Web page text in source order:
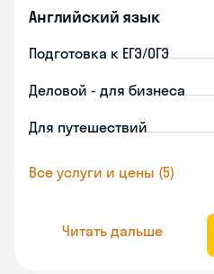
Английский язык
Подготовка к ЕГЭ/ОГЭ
Деловой - для бизнеса
Для путешествий
Все услуги и цены (5)
Читать дальше